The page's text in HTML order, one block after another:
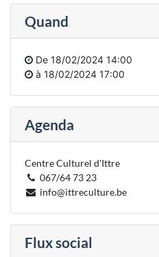
Quand
De 18/02/2024 14:00
à 18/02/2024 17:00
Agenda
Centre Culturel d'Ittre
067/64 73 23
info@ittreculture.be
Flux social